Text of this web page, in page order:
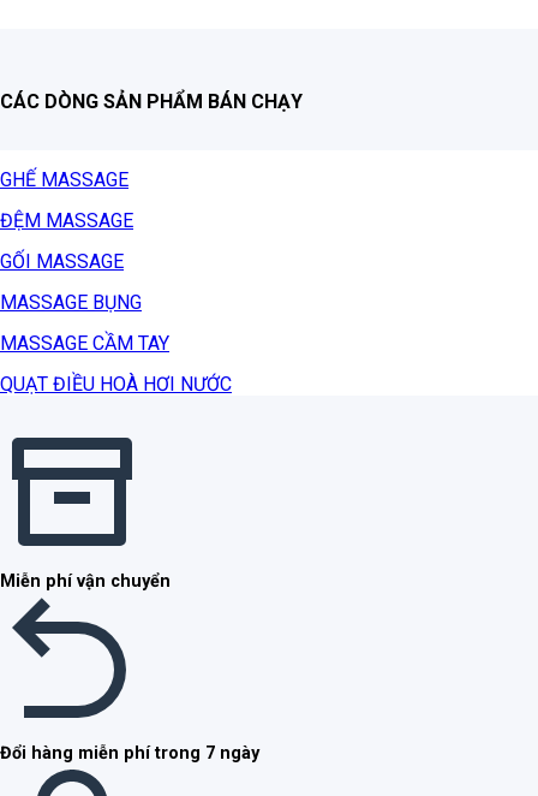
CÁC DÒNG SẢN PHẨM BÁN CHẠY
GHẾ MASSAGE
ĐỆM MASSAGE
GỐI MASSAGE
MASSAGE BỤNG
MASSAGE CẦM TAY
QUẠT ĐIỀU HOÀ HƠI NƯỚC
Miễn phí vận chuyển
Đổi hàng miễn phí trong 7 ngày